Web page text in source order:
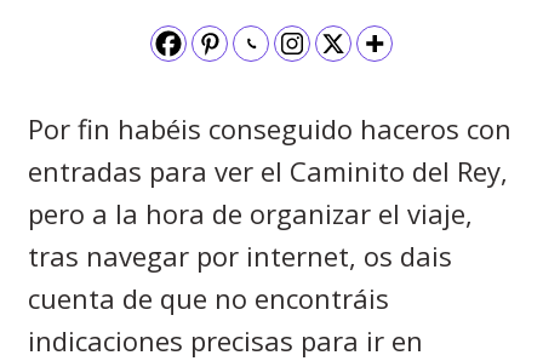
Por fin habéis conseguido haceros con
entradas para ver el Caminito del Rey,
pero a la hora de organizar el viaje,
tras navegar por internet, os dais
cuenta de que no encontráis
indicaciones precisas para ir en